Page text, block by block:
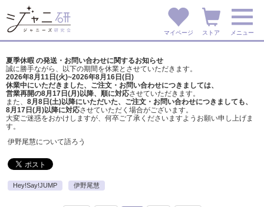
マイページ ストア メニュー
夏季休暇 の発送・お問い合わせに関するお知らせ
誠に勝手ながら、以下の期間を休業とさせていただきます。
2026年8月11日(火)~2026年8月16日(日)
休業中にいただきました、ご注文・お問い合わせにつきましては、
営業再開の8月17日(月)以降、順に対応させていただきます。
また、 8月8日(土)以降にいただいた、ご注文・ お問い合わせにつきましても、
8月17日(月)以降に対応させていただく場合がございます。
大変ご迷惑をおかけしますが、 何卒ご了承くださいますようお願い申し上げま
す。
伊野尾慧について語ろう
Hey!Say!JUMP 伊野尾慧